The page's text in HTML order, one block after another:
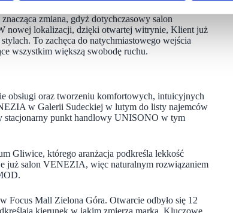
ponad dwukrotnie większej lokalizacji,
zmiana, gdyż dotychczasowy salon
nowej lokalizacji, dzięki otwartej witrynie, Klient już
To zachęca do natychmiastowego wejścia
wszystkim większą swobodę ruchu.
obsługi oraz tworzeniu komfortowych, intuicyjnych
w Galerii Sudeckiej w lutym do listy najemców
stacjonarny punkt handlowy UNISONO w tym
Gliwice, którego aranżacja podkreśla lekkość
salon VENEZIA, więc naturalnym rozwiązaniem
Focus Mall Zielona Góra. Otwarcie odbyło się 12
kierunek w jakim zmierza marka. Kluczowe